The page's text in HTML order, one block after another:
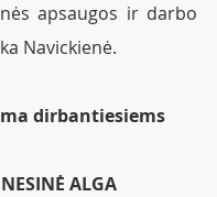
apsaugos ir darbo
Navickienė.
dirbantiesiems
ALGA